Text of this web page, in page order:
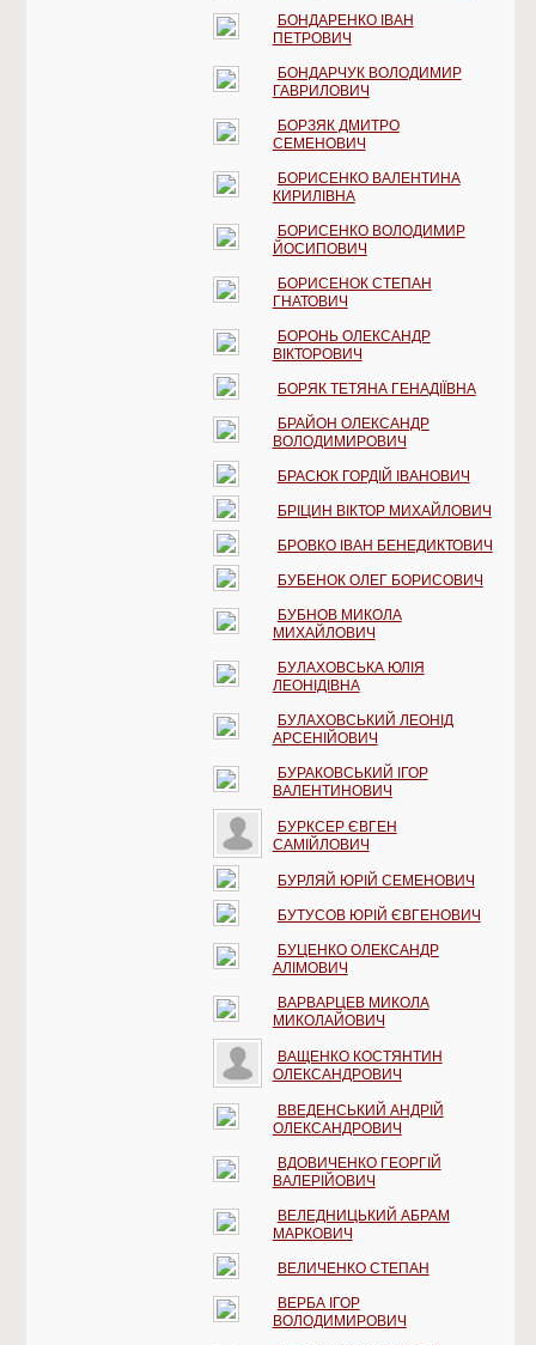
БОНДАРЕНКО ІВАН
ПЕТРОВИЧ
БОНДАРЧУК ВОЛОДИМИР
ГАВРИЛОВИЧ
БОРЗЯК ДМИТРО
СЕМЕНОВИЧ
БОРИСЕНКО ВАЛЕНТИНА
КИРИЛІВНА
БОРИСЕНКО ВОЛОДИМИР
ЙОСИПОВИЧ
БОРИСЕНОК СТЕПАН
ГНАТОВИЧ
БОРОНЬ ОЛЕКСАНДР
ВІКТОРОВИЧ
БОРЯК ТЕТЯНА ГЕНАДІЇВНА
БРАЙОН ОЛЕКСАНДР
ВОЛОДИМИРОВИЧ
БРАСЮК ГОРДІЙ ІВАНОВИЧ
БРІЦИН ВІКТОР МИХАЙЛОВИЧ
БРОВКО ІВАН БЕНЕДИКТОВИЧ
БУБЕНОК ОЛЕГ БОРИСОВИЧ
БУБНОВ МИКОЛА
МИХАЙЛОВИЧ
БУЛАХОВСЬКА ЮЛІЯ
ЛЕОНІДІВНА
БУЛАХОВСЬКИЙ ЛЕОНІД
АРСЕНІЙОВИЧ
БУРАКОВСЬКИЙ ІГОР
ВАЛЕНТИНОВИЧ
БУРКСЕР ЄВГЕН
САМІЙЛОВИЧ
БУРЛЯЙ ЮРІЙ СЕМЕНОВИЧ
БУТУСОВ ЮРІЙ ЄВГЕНОВИЧ
БУЦЕНКО ОЛЕКСАНДР
АЛІМОВИЧ
ВАРВАРЦЕВ МИКОЛА
МИКОЛАЙОВИЧ
ВАЩЕНКО КОСТЯНТИН
ОЛЕКСАНДРОВИЧ
ВВЕДЕНСЬКИЙ АНДРІЙ
ОЛЕКСАНДРОВИЧ
ВДОВИЧЕНКО ГЕОРГІЙ
ВАЛЕРІЙОВИЧ
ВЕЛЕДНИЦЬКИЙ АБРАМ
МАРКОВИЧ
ВЕЛИЧЕНКО СТЕПАН
ВЕРБА ІГОР
ВОЛОДИМИРОВИЧ